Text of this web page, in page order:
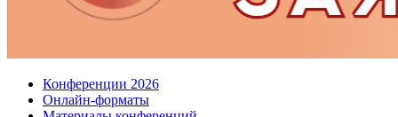
Конференции 2026
Онлайн-форматы